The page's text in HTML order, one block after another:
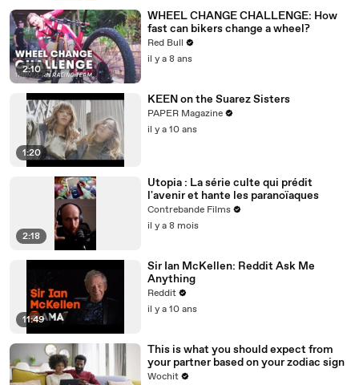
2:10
WHEEL CHANGE CHALLENGE: How
fast can bikers change a wheel?
Red Bull
il y a 8 ans
1:20
KEEN on the Suarez Sisters
PAPER Magazine
il y a 10 ans
2:18
Utopia : La série culte qui prédit
l'avenir et hante les paranoïaques
Contrebande Films
il y a 8 mois
11:49
Sir Ian McKellen: Reddit Ask Me
Anything
Reddit
il y a 10 ans
This is what you should expect from
your partner based on your zodiac sign
Wochit